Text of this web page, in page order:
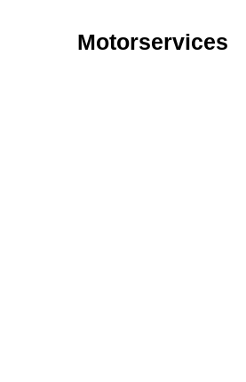
المحتوى
Motorservices